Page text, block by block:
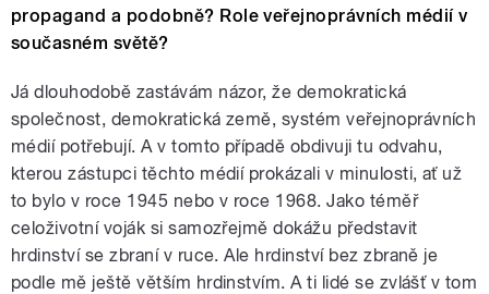
propagand a podobně? Role veřejnoprávních médií v
současném světě?
Já dlouhodobě zastávám názor, že demokratická
společnost, demokratická země, systém veřejnoprávních
médií potřebují. A v tomto případě obdivuji tu odvahu,
kterou zástupci těchto médií prokázali v minulosti, ať už
to bylo v roce 1945 nebo v roce 1968. Jako téměř
celoživotní voják si samozřejmě dokážu představit
hrdinství se zbraní v ruce. Ale hrdinství bez zbraně je
podle mě ještě větším hrdinstvím. A ti lidé se zvlášť v tom